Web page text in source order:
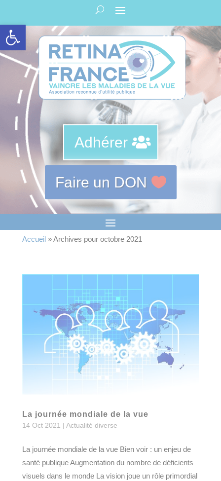
Panneau de gestion des cookies
Ouvrir la barre d’outils
Adhérer
Faire un DON
Accueil»Archives pour octobre 2021
La journée mondiale de la vue
14 Oct 2021 | Actualité diverse
La journée mondiale de la vue Bien voir : un enjeu de
santé publique Augmentation du nombre de déficients
visuels dans le monde La vision joue un rôle primordial